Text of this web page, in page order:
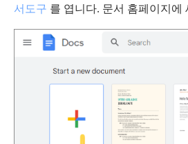
서도구 를 엽니다. 문서 홈페이지에